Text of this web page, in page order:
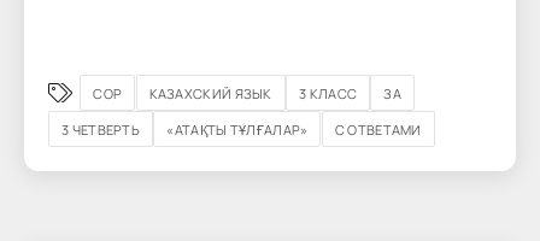
СОР КАЗАХСКИЙ ЯЗЫК 3 КЛАСС
ЗА
3 ЧЕТВЕРТЬ
«АТАҚТЫ ТҰЛҒАЛАР» С ОТВЕТАМИ